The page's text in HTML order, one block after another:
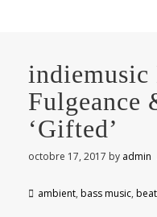
Fulgeance
‘Gifted’
octobre 17, 2017 by admin
ambient, bass music,